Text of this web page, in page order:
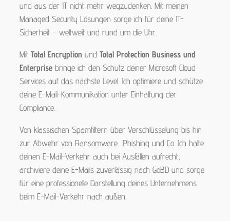
und aus der IT nicht mehr wegzudenken. Mit meinen
Managed Security Lösungen sorge ich für deine IT-
Sicherheit – weltweit und rund um die Uhr.
Mit Total Encryption und Total Protection Business und
Enterprise bringe ich den Schutz deiner Microsoft Cloud
Services auf das nächste Level. Ich optimiere und schütze
deine E-Mail-Kommunikation unter Einhaltung der
Compliance.
Von klassischen Spamfiltern über Verschlüsselung bis hin
zur Abwehr von Ransomware, Phishing und Co. Ich halte
deinen E-Mail-Verkehr auch bei Ausfällen aufrecht,
archiviere deine E-Mails zuverlässig nach GoBD und sorge
für eine professionelle Darstellung deines Unternehmens
beim E-Mail-Verkehr nach außen.